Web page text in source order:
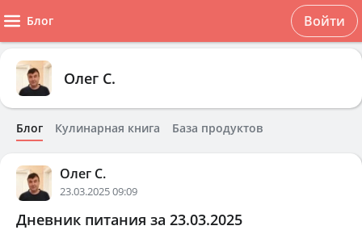
Блог Войти
Олег С.
Блог Кулинарная книга База продуктов
Олег С.
23.03.2025 09:09
Дневник питания за 23.03.2025